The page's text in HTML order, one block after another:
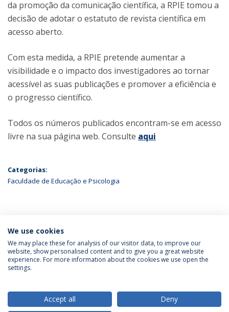
da promoção da comunicação científica, a RPIE tomou a
decisão de adotar o estatuto de revista científica em
acesso aberto.
Com esta medida, a RPIE pretende aumentar a
visibilidade e o impacto dos investigadores ao tornar
acessível as suas publicações e promover a eficiência e
o progresso científico.
Todos os números publicados encontram-se em acesso
livre na sua página web. Consulte aqui
Categorias:
Faculdade de Educação e Psicologia
ÚLTIMAS NOTÍCIAS
Política de Privacidade
Termos & Condições
We use cookies
We may place these for analysis of our visitor data, to improve our
website, show personalised content and to give you a great website
experience. For more information about the cookies we use open the
settings.
Accept all Deny